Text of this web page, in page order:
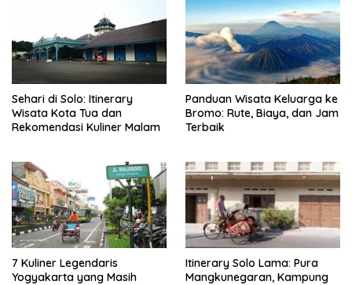
Sehari di Solo: Itinerary
Wisata Kota Tua dan
Rekomendasi Kuliner Malam
Panduan Wisata Keluarga ke
Bromo: Rute, Biaya, dan Jam
Terbaik
7 Kuliner Legendaris
Yogyakarta yang Masih
Itinerary Solo Lama: Pura
Mangkunegaran, Kampung